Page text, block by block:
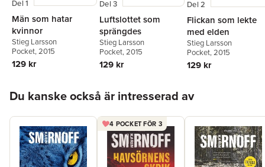
Del 1
Män som hatar
kvinnor
Stieg Larsson
Pocket, 2015
129 kr
Del 3
Luftslottet som
sprängdes
Stieg Larsson
Pocket, 2015
129 kr
Del 2
Flickan som lekte
med elden
Stieg Larsson
Pocket, 2015
129 kr
Du kanske också är intresserad av
4 POCKET FÖR 3